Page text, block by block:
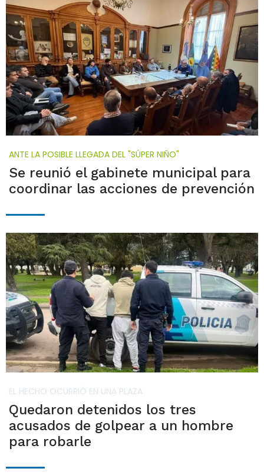
ANTE LA POSIBLE LLEGADA DEL "SÚPER NIÑO"
Se reunió el gabinete municipal para
coordinar las acciones de prevención
EL HECHO OCURRIÓ EN UNA PLAZA
Quedaron detenidos los tres
acusados de golpear a un hombre
para robarle